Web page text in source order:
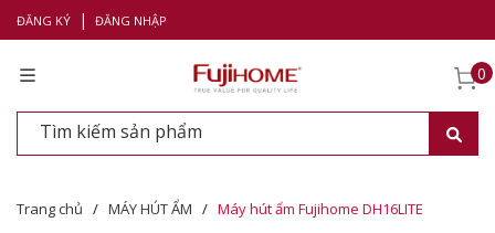
ĐĂNG KÝ | ĐĂNG NHẬP
0
Trang chủ / MÁY HÚT ẨM / Máy hút ẩm Fujihome DH16LITE